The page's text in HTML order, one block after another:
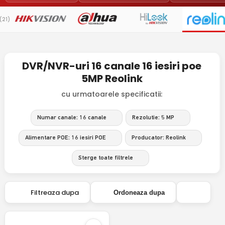
(21)
DVR/NVR-uri 16 canale 16 iesiri poe
5MP Reolink
cu urmatoarele specificatii:
Numar canale: 16 canale Rezolutie: 5 MP
Alimentare POE: 16 iesiri POE Producator: Reolink
Sterge toate filtrele
Filtreaza dupa Ordoneaza dupa